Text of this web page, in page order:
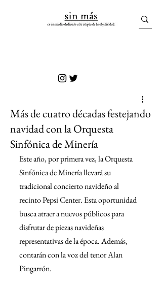
Más de cuatro décadas festejando
navidad con la Orquesta
Sinfónica de Minería
Este año, por primera vez, la Orquesta
Sinfónica de Minería llevará su
tradicional concierto navideño al
recinto Pepsi Center. Esta oportunidad
busca atraer a nuevos públicos para
disfrutar de piezas navideñas
representativas de la época. Además,
contarán con la voz del tenor Alan
Pingarrón.